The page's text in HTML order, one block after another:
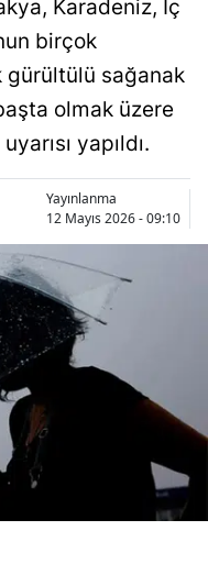
Aydın
Balıkesir
Bingöl
Bursa
Çanakkale
Çankırı
Çorum
Karadeniz, İç
birçok
gürültülü sağanak
olmak üzere
yapıldı.
Yayınlanma
12 Mayıs 2026 - 09:10